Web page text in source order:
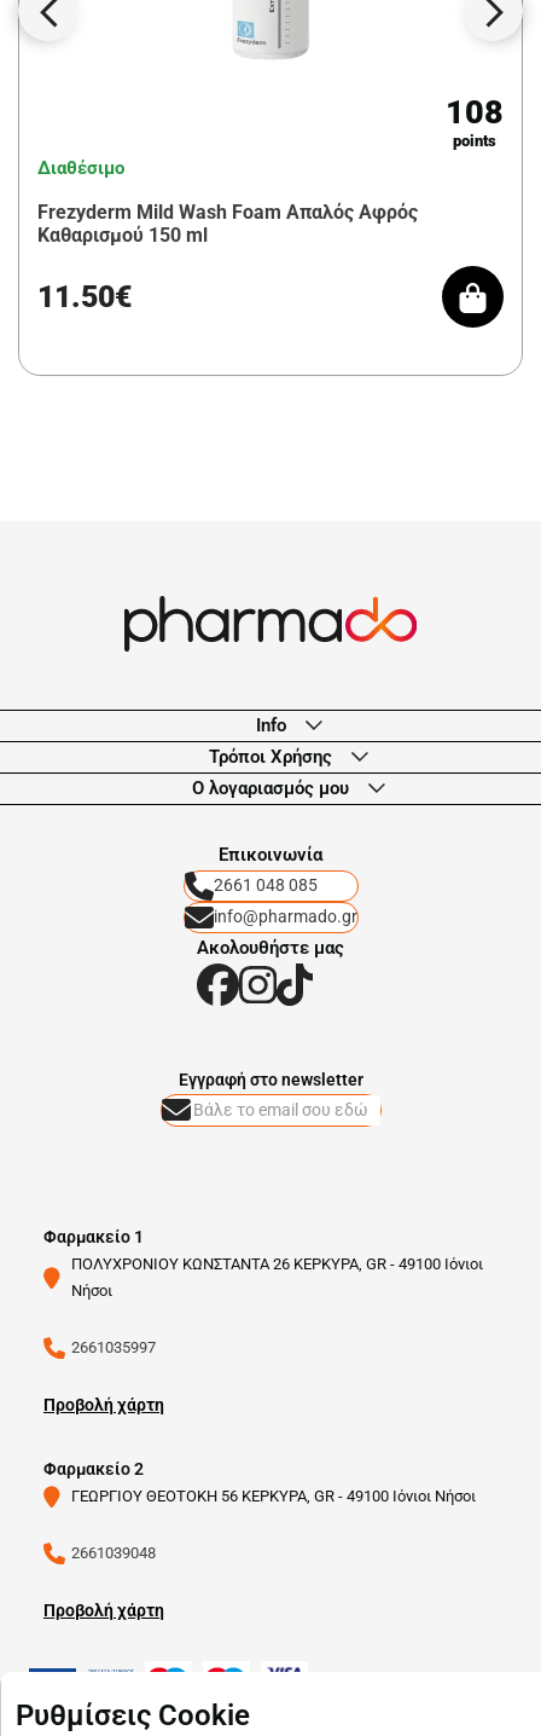
108
points
Διαθέσιμο
Frezyderm Mild Wash Foam Απαλός Αφρός
Καθαρισμού 150 ml
11.50€
Info
Τρόποι Χρήσης
Ο λογαριασμός μου
Eπικοινωνία
2661 048 085
info@pharmado.gr
Ακολουθήστε μας
Φαρμακείο 1
ΠΟΛΥΧΡΟΝΙΟΥ ΚΩΝΣΤΑΝΤΑ 26 ΚΕΡΚΥΡΑ, GR - 49100 Ιόνιοι
Νήσοι
2661035997
Προβολή χάρτη
Φαρμακείο 2
ΓΕΩΡΓΙΟΥ ΘΕΟΤΟΚΗ 56 ΚΕΡΚΥΡΑ, GR - 49100 Ιόνιοι Νήσοι
2661039048
Προβολή χάρτη
Eγγραφή στο newsletter
Ρυθμίσεις Cookie